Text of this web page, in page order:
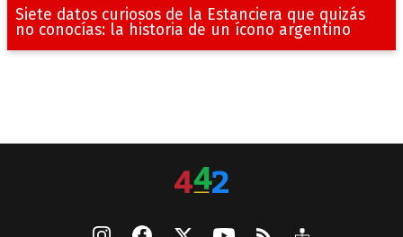
Siete datos curiosos de la Estanciera que quizás
no conocías: la historia de un ícono argentino